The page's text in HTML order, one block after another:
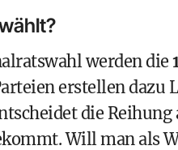
werden die
erstellen
die
Will man als